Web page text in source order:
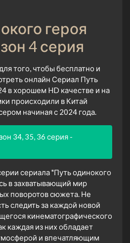
героя
4 серия
того, чтобы бесплатно и
онлайн Сериал Путь
в хорошем HD качестве и на
происходили в Китай
начиная с 2024 года.
34, 35, 36 серия -
сериала "Путь одинокого
в захватывающий мир
поворотов сюжета. Не
следить за каждой новой
кинематографического
каждая из них обладает
и впечатляющим